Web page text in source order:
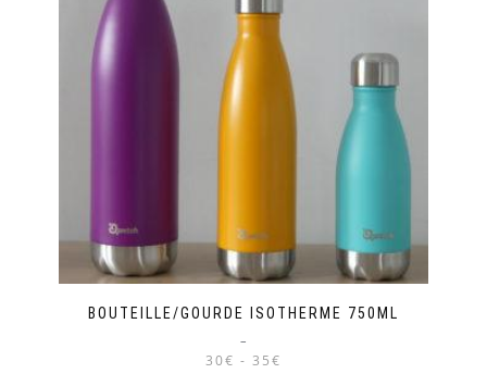
BOUTEILLE/GOURDE ISOTHERME 750ML
–
30€ - 35€